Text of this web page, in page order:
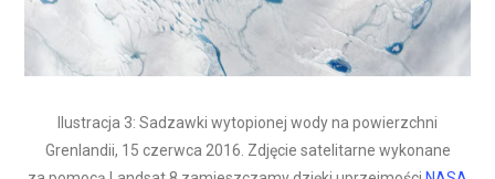
Ilustracja 3: Sadzawki wytopionej wody na powierzchni
Grenlandii, 15 czerwca 2016. Zdjęcie satelitarne wykonane